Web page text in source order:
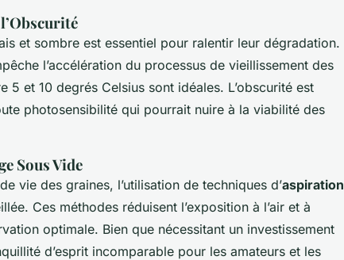
et sombre est essentiel pour ralentir leur dégradation.
l’accélération du processus de vieillissement des
5 et 10 degrés Celsius sont idéales. L’obscurité est
photosensibilité qui pourrait nuire à la viabilité des
Sous Vide
vie des graines, l’utilisation de techniques d’aspiration
Ces méthodes réduisent l’exposition à l’air et à
optimale. Bien que nécessitant un investissement
d’esprit incomparable pour les amateurs et les